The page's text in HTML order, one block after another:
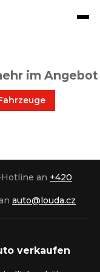
im Angebot
an +420
auto@louda.cz
verkaufen